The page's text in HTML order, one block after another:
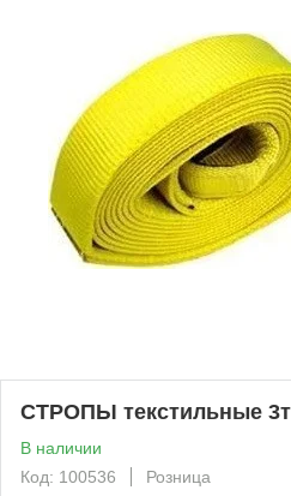
СТРОПЫ текстильные
В наличии
Код: 100536
Розница